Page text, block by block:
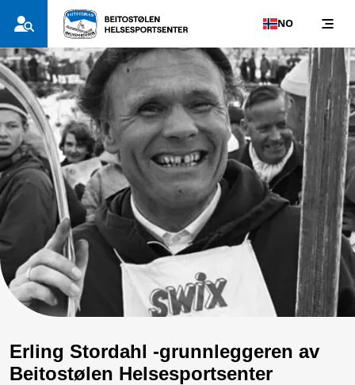
NO
Erling Stordahl -grunnleggeren av
Beitostølen Helsesportsenter